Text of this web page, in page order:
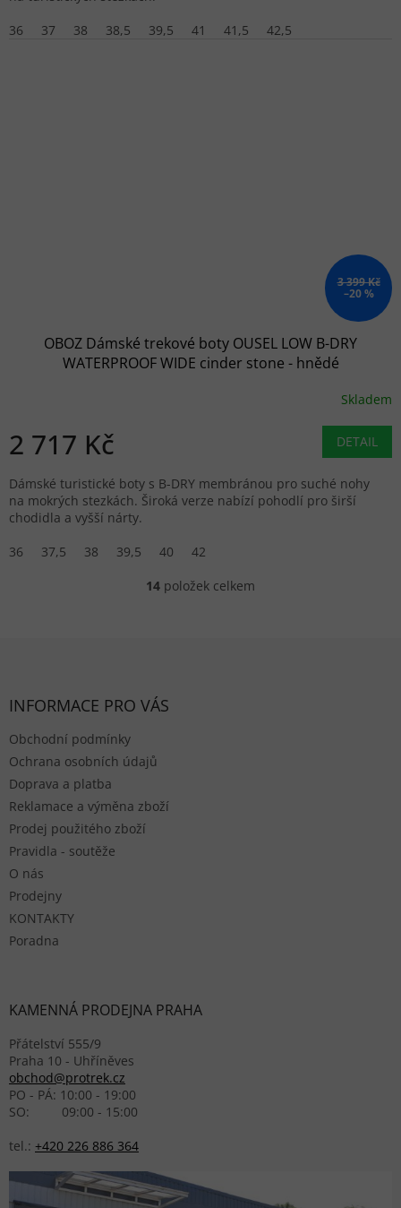
36
37 38 38,5 39,5 41 41,5 42,5
3 399 Kč
–20 %
OBOZ Dámské trekové boty OUSEL LOW B-DRY
WATERPROOF WIDE cinder stone - hnědé
Skladem
2 717 Kč DETAIL
Dámské turistické boty s B-DRY membránou pro suché nohy
na mokrých stezkách. Široká verze nabízí pohodlí pro širší
chodidla a vyšší nárty.
36
37,5 38 39,5 40 42
Ovládací prvky výpisu
14 položek celkem
INFORMACE PRO VÁS
Obchodní podmínky
Ochrana osobních údajů
Doprava a platba
Reklamace a výměna zboží
Prodej použitého zboží
Pravidla - soutěže
O nás
Prodejny
KONTAKTY
Poradna
KAMENNÁ PRODEJNA PRAHA
Přátelství 555/9
Praha 10 - Uhříněves
obchod@protrek.cz
PO - PÁ: 10:00 - 19:00
SO: 09:00 - 15:00
tel.: +420 226 886 364